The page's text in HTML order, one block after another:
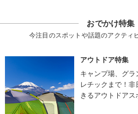
おでかけ特集
今注目のスポットや話題のアクティ
アウトドア特集
キャンプ場、グラ
レチックまで！
きるアウトドアス